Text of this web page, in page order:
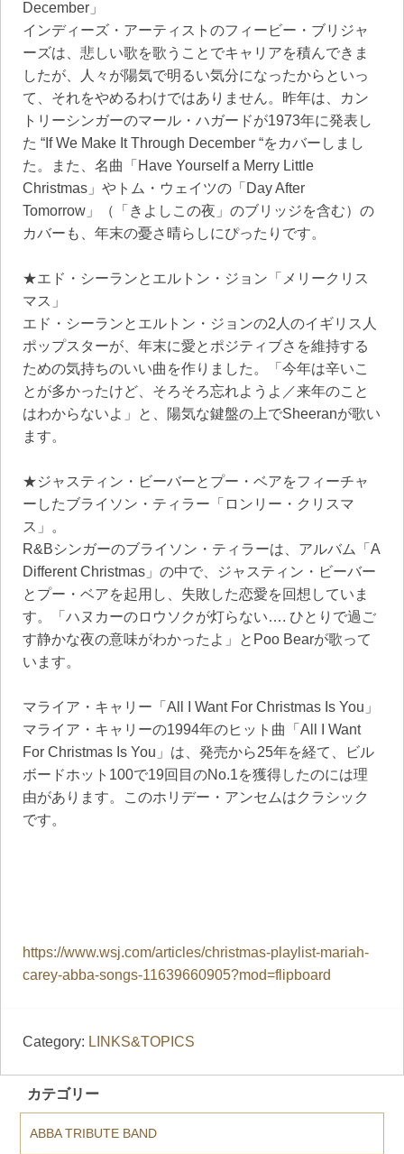
December」
インディーズ・アーティストのフィービー・ブリジャ
ーズは、悲しい歌を歌うことでキャリアを積んできま
したが、人々が陽気で明るい気分になったからといっ
て、それをやめるわけではありません。昨年は、カン
トリーシンガーのマール・ハガードが1973年に発表し
た “If We Make It Through December “をカバーしまし
た。また、名曲「Have Yourself a Merry Little
Christmas」やトム・ウェイツの「Day After
Tomorrow」（「きよしこの夜」のブリッジを含む）の
カバーも、年末の憂さ晴らしにぴったりです。
★エド・シーランとエルトン・ジョン「メリークリス
マス」
エド・シーランとエルトン・ジョンの2人のイギリス人
ポップスターが、年末に愛とポジティブさを維持する
ための気持ちのいい曲を作りました。「今年は辛いこ
とが多かったけど、そろそろ忘れようよ／来年のこと
はわからないよ」と、陽気な鍵盤の上でSheeranが歌い
ます。
★ジャスティン・ビーバーとプー・ベアをフィーチャ
ーしたブライソン・ティラー「ロンリー・クリスマ
ス」。
R&Bシンガーのブライソン・ティラーは、アルバム「A
Different Christmas」の中で、ジャスティン・ビーバー
とプー・ベアを起用し、失敗した恋愛を回想していま
す。「ハヌカーのロウソクが灯らない…. ひとりで過ご
す静かな夜の意味がわかったよ」とPoo Bearが歌って
います。
マライア・キャリー「All I Want For Christmas Is You」
マライア・キャリーの1994年のヒット曲「All I Want
For Christmas Is You」は、発売から25年を経て、ビル
ボードホット100で19回目のNo.1を獲得したのには理
由があります。このホリデー・アンセムはクラシック
です。
https://www.wsj.com/articles/christmas-playlist-mariah-
carey-abba-songs-11639660905?mod=flipboard
Category: LINKS&TOPICS
カテゴリー
ABBA TRIBUTE BAND